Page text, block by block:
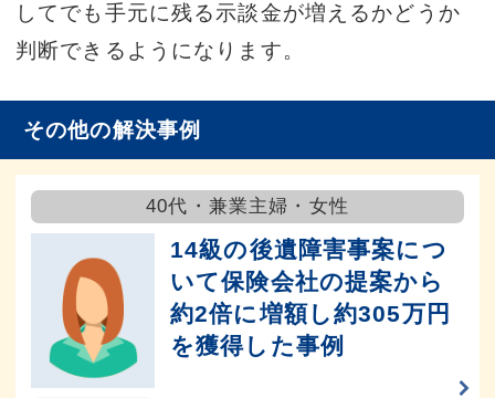
してでも手元に残る示談金が増えるかどうか
判断できるようになります。
その他の解決事例
40代・兼業主婦・女性
14級の後遺障害事案につ
いて保険会社の提案から
約2倍に増額し約305万円
を獲得した事例